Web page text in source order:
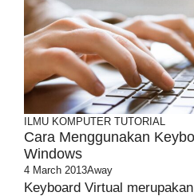
ILMU KOMPUTER TUTORIAL
Cara Menggunakan
Windows
4 March 2013Away
Keyboard Virtual